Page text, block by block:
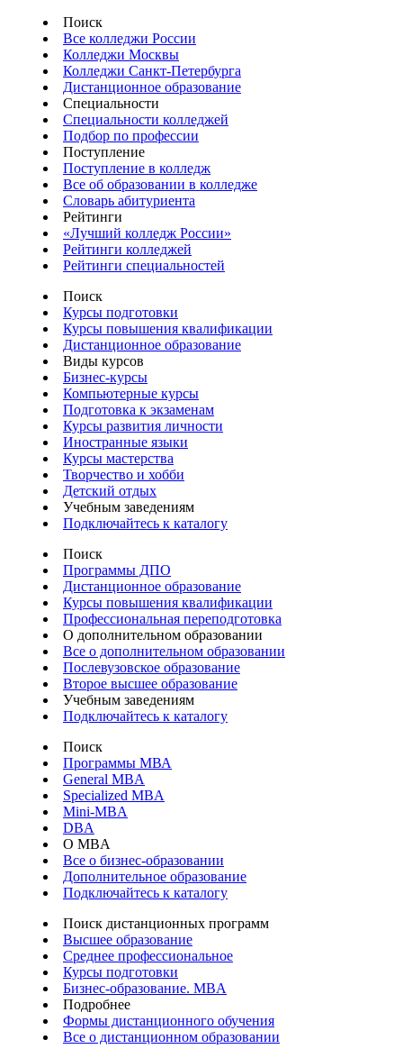
Поиск
Все колледжи России
Колледжи Москвы
Колледжи Санкт-Петербурга
Дистанционное образование
Специальности
Специальности колледжей
Подбор по профессии
Поступление
Поступление в колледж
Все об образовании в колледже
Словарь абитуриента
Рейтинги
«Лучший колледж России»
Рейтинги колледжей
Рейтинги специальностей
Поиск
Курсы подготовки
Курсы повышения квалификации
Дистанционное образование
Виды курсов
Бизнес-курсы
Компьютерные курсы
Подготовка к экзаменам
Курсы развития личности
Иностранные языки
Курсы мастерства
Творчество и хобби
Детский отдых
Учебным заведениям
Подключайтесь к каталогу
Поиск
Программы ДПО
Дистанционное образование
Курсы повышения квалификации
Профессиональная переподготовка
О дополнительном образовании
Все о дополнительном образовании
Послевузовское образование
Второе высшее образование
Учебным заведениям
Подключайтесь к каталогу
Поиск
Программы МВА
General MBA
Specialized MBA
Mini-MBA
DBA
О MBA
Все о бизнес-образовании
Дополнительное образование
Подключайтесь к каталогу
Поиск дистанционных программ
Высшее образование
Среднее профессиональное
Курсы подготовки
Бизнес-образование. MBA
Подробнее
Формы дистанционного обучения
Все о дистанционном образовании